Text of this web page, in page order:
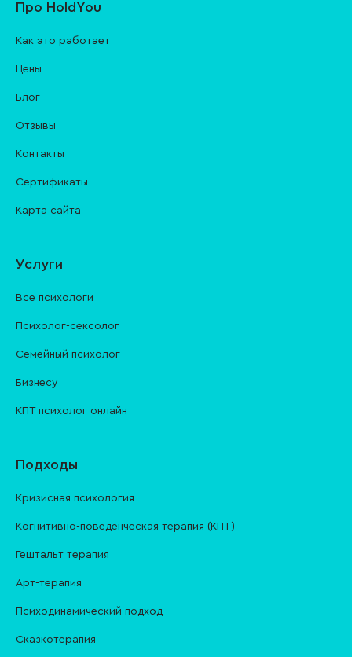
Про HoldYou
Как это работает
Цены
Блог
Отзывы
Контакты
Cертификаты
Карта сайта
Услуги
Все психологи
Психолог-сексолог
Семейный психолог
Бизнесу
КПТ психолог онлайн
Подходы
Кризисная психология
Когнитивно-поведенческая терапия (КПТ)
Гештальт терапия
Арт-терапия
Психодинамический подход
Сказкотерапия